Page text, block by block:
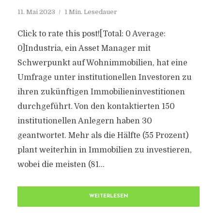
11. Mai 2023 1 Min. Lesedauer
Click to rate this post![Total: 0 Average:
0]Industria, ein Asset Manager mit
Schwerpunkt auf Wohnimmobilien, hat eine
Umfrage unter institutionellen Investoren zu
ihren zukünftigen Immobilieninvestitionen
durchgeführt. Von den kontaktierten 150
institutionellen Anlegern haben 30
geantwortet. Mehr als die Hälfte (55 Prozent)
plant weiterhin in Immobilien zu investieren,
wobei die meisten (81...
WEITERLESEN